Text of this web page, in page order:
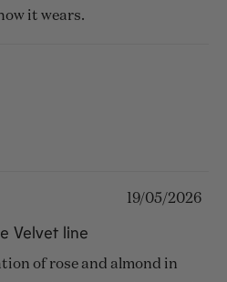
it wears.
19/05/2026
Velvet line
of rose and almond in